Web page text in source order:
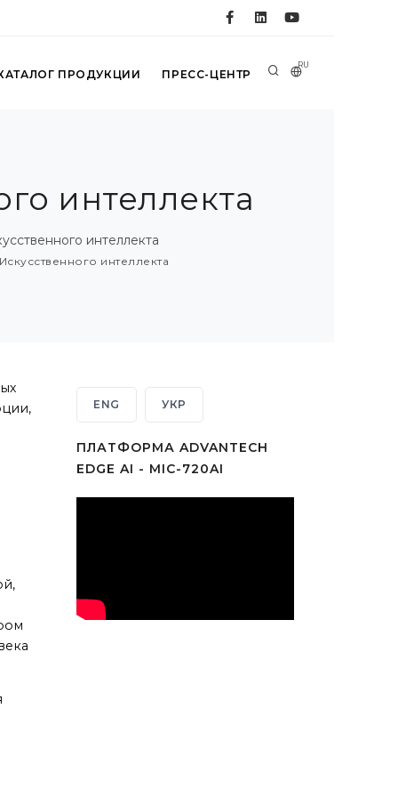
RU
ПРОДУКЦИИ ПРЕСС-ЦЕНТР
интеллекта
интеллекта
интеллекта
ENG УКР
ПЛАТФОРМА ADVANTECH
EDGE AI - MIC-720AI